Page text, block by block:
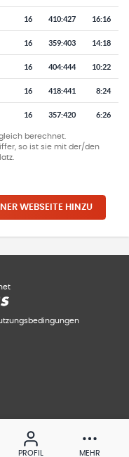
16 410:427 16:16
16 359:403 14:18
16 404:444 10:22
16 418:441 8:24
16 357:420 6:26
berechnet.
so ist sie mit der/den
WEBSEITE HINZU
PROFIL MEHR